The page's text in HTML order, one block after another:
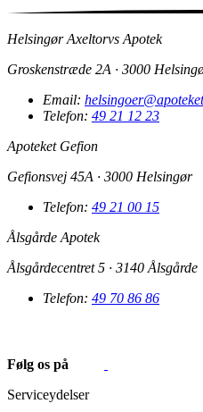
Helsingør Axeltorvs Apotek
Groskenstræde 2A · 3000
Email:
Telefon: 49 21 12 23
Apoteket Gefion
Gefionsvej 45A · 3000 Helsingør
Telefon: 49 21 00 15
Ålsgårde Apotek
Ålsgårdecentret 5 · 3140 Ålsgårde
Telefon: 49 70 86 86
Følg os på
Serviceydelser